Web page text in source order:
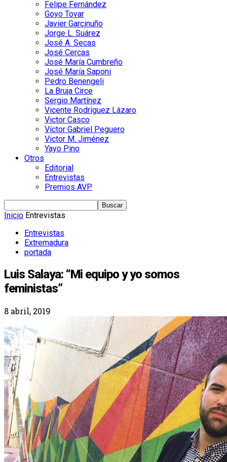
Felipe Fernández
Goyo Tovar
Javier Garcinuño
Jorge L. Suárez
José A. Secas
José Cercas
José María Cumbreño
José María Saponi
Pedro Benengeli
La Bruja Circe
Sergio Martínez
Vicente Rodríguez Lázaro
Victor Casco
Víctor Gabriel Peguero
Victor M. Jiménez
Yayo Pino
Otros
Editorial
Entrevistas
Premios AVP
Inicio Entrevistas
Entrevistas
Extremadura
portada
Luis Salaya: “Mi equipo y yo somos
feministas”
8 abril, 2019